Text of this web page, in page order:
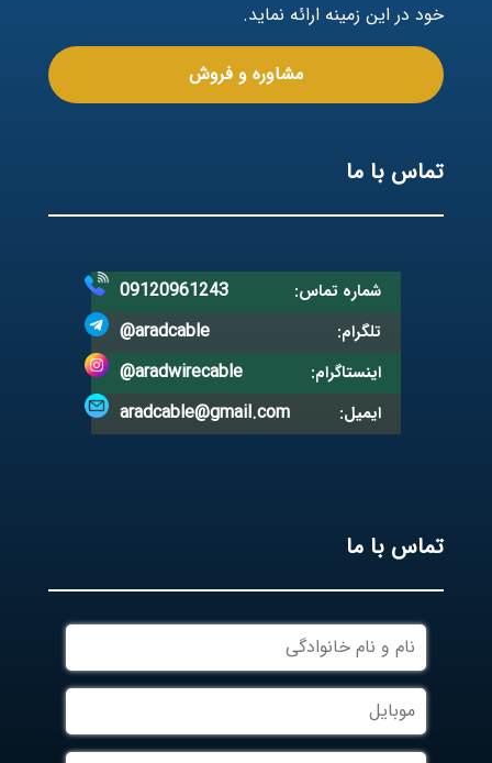
خود در این زمینه ارائه نماید.
مشاوره و فروش
تماس با ما
شماره تماس: 09120961243
تلگرام: @aradcable
اینستاگرام: @aradwirecable
ایمیل: aradcable@gmail.com
تماس با ما